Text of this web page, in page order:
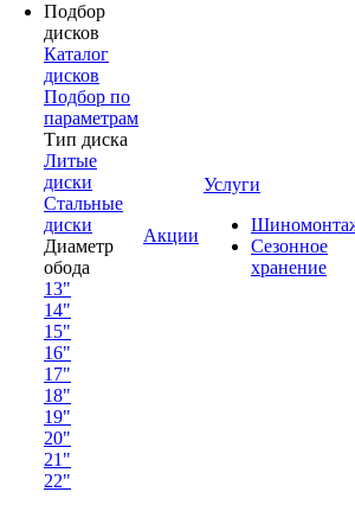
Подбор
дисков
Каталог
дисков
Подбор по
параметрам
Тип диска
Литые
диски
Стальные
диски
Диаметр
обода
13"
14"
15"
16"
17"
18"
19"
20"
21"
22"
Акции
Услуги
Сезонное
хранение